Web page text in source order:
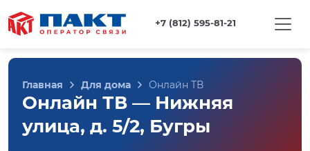
+7 (812) 595-81-21
Главная Для дома Онлайн ТВ
Онлайн ТВ — Нижняя
улица, д. 5/2, Бугры